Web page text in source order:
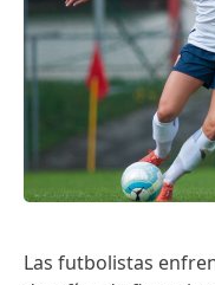
Las futbolistas